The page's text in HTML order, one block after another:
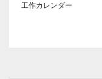
工作カレンダー